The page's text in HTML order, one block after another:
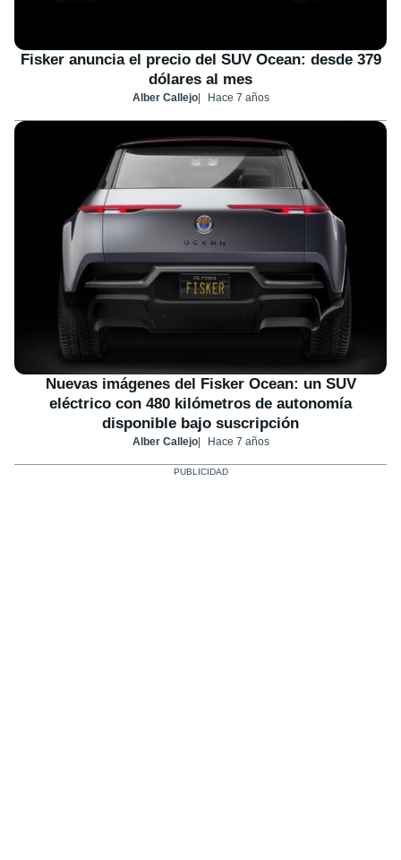
Fisker anuncia el precio del SUV Ocean: desde 379
dólares al mes
Alber Callejo Hace 7 años
Nuevas imágenes del Fisker Ocean: un SUV
eléctrico con 480 kilómetros de autonomía
disponible bajo suscripción
Alber Callejo Hace 7 años